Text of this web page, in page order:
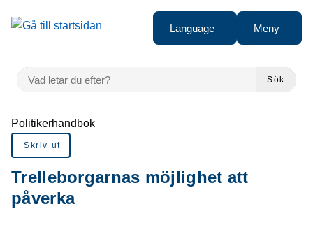
Gå till innehåll
till sidomeny
Language Meny
VAD LETAR DU EFTER?
Sök
Du är här:
Politikerhandbok
Skriv ut
Trelleborgarnas möjlighet att
påverka